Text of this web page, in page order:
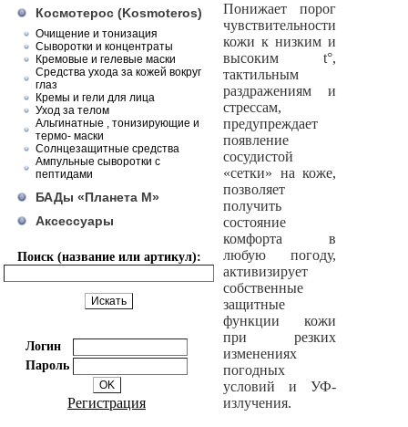
Космотерос (Kosmoteros)
Очищение и тонизация
Сыворотки и концентраты
Кремовые и гелевые маски
Средства ухода за кожей вокруг
глаз
Кремы и гели для лица
Уход за телом
Альгинатные , тонизирующие и
термо- маски
Солнцезащитные средства
Ампульные сыворотки с
пептидами
БАДы «Планета М»
Аксессуары
Поиск (название или артикул):
Логин
Пароль
Регистрация
Понижает порог
чувствительности
кожи к низким и
высоким t°,
тактильным
раздражениям и
стрессам,
предупреждает
появление
сосудистой
«сетки» на коже,
позволяет
получить
состояние
комфорта в
любую погоду,
активизирует
собственные
защитные
функции кожи
при резких
изменениях
погодных
условий и УФ-
излучения.